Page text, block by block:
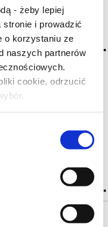
- żeby lepiej
i prowadzić
o korzystaniu ze
naszych partnerów
cookie, odrzucić
18 lat?
definiowane;
wysokiej
(także jednych
(krzemienne), łupek,
grafit, … Więcej